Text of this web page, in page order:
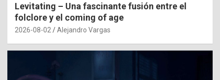
Levitating – Una fascinante fusión entre el
folclore y el coming of age
2026-08-02 Alejandro Vargas